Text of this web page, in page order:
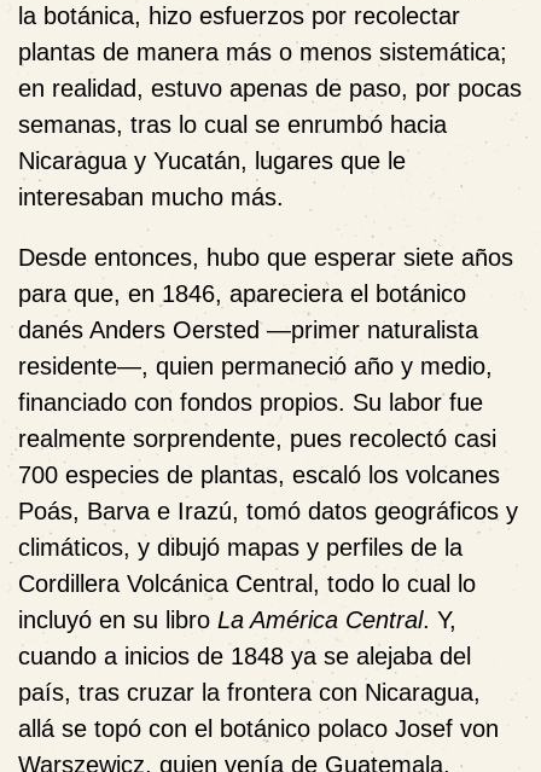
la botánica, hizo esfuerzos por recolectar
plantas de manera más o menos sistemática;
en realidad, estuvo apenas de paso, por pocas
semanas, tras lo cual se enrumbó hacia
Nicaragua y Yucatán, lugares que le
interesaban mucho más.
Desde entonces, hubo que esperar siete años
para que, en 1846, apareciera el botánico
danés Anders Oersted —primer naturalista
residente—, quien permaneció año y medio,
financiado con fondos propios. Su labor fue
realmente sorprendente, pues recolectó casi
700 especies de plantas, escaló los volcanes
Poás, Barva e Irazú, tomó datos geográficos y
climáticos, y dibujó mapas y perfiles de la
Cordillera Volcánica Central, todo lo cual lo
incluyó en su libro La América Central. Y,
cuando a inicios de 1848 ya se alejaba del
país, tras cruzar la frontera con Nicaragua,
allá se topó con e l botánico polaco Josef von
Warszewicz, quien venía de Guatemala,